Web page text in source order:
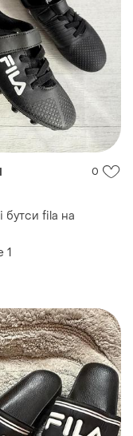
0
бутси fila на
1